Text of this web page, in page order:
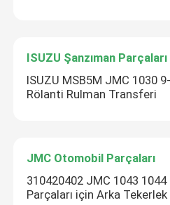
ISUZU Şanzıman Parçaları
ISUZU MSB5M JMC 1030
Rölanti Rulman Transferi
JMC Otomobil Parçaları
310420402 JMC 1043
Parçaları için Arka Tekerlek